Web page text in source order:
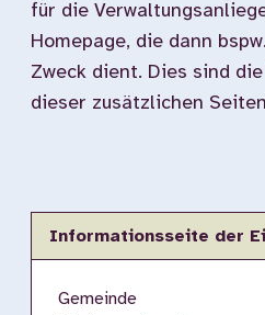
für die
Homepage, die dann
Zweck dient. Dies sind
dieser zusätzlichen
Informationsseite der
Gemeinde